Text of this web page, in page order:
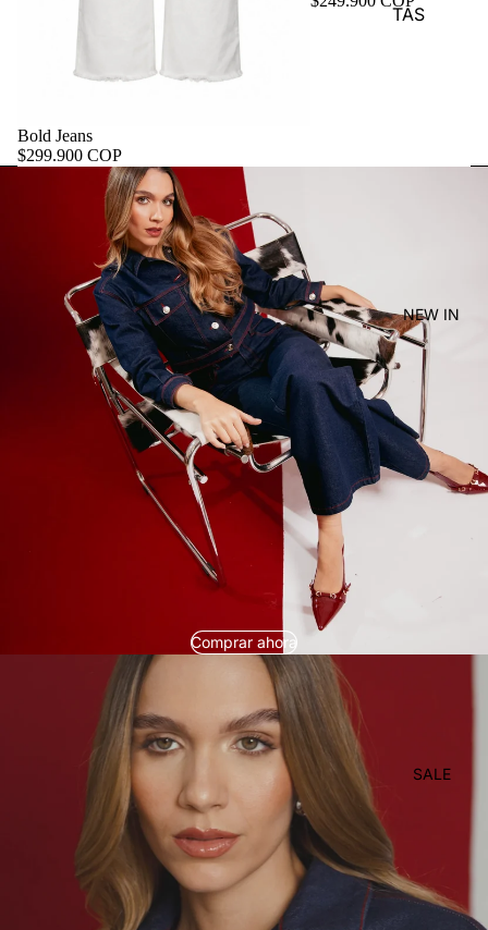
TAS
NEW IN
SALE
Bold Jeans
$299.900 COP
Comprar ahora